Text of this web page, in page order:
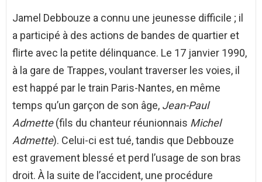
Jamel Debbouze a connu une jeunesse difficile ; il
a participé à des actions de bandes de quartier et
flirte avec la petite délinquance. Le 17 janvier 1990,
à la gare de Trappes, voulant traverser les voies, il
est happé par le train Paris-Nantes, en même
temps qu’un garçon de son âge, Jean-Paul
Admette(fils du chanteur réunionnais Michel
Admette). Celui-ci est tué, tandis que Debbouze
est gravement blessé et perd l’usage de son bras
droit. À la suite de l’accident, une procédure